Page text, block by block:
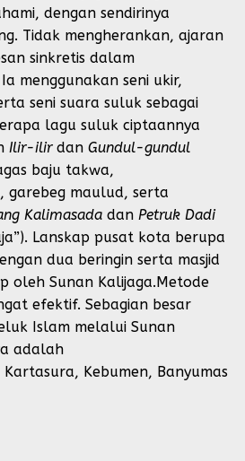
dengan sendirinya
Tidak mengherankan, ajaran
sinkretis dalam
menggunakan seni ukir,
seni suara suluk sebagai
lagu suluk ciptaannya
Ilir-ilirdan Gundul-gundul
baju takwa,
garebeg maulud, serta
Kalimasada dan Petruk Dadi
Lanskap pusat kota berupa
dua beringin serta masjid
oleh Sunan Kalijaga.Metode
efektif. Sebagian besar
Islam melalui Sunan
adalah
Kebumen, Banyumas